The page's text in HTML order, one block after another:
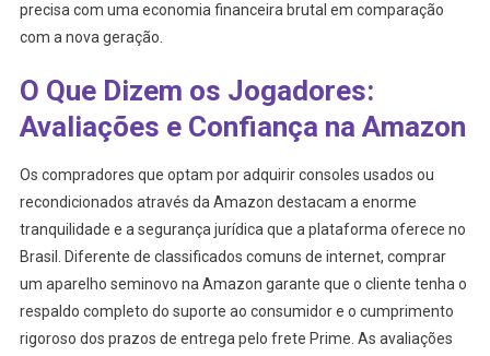
precisa com uma economia financeira brutal em comparação
com a nova geração.
O Que Dizem os Jogadores:
Avaliações e Confiança na Amazon
Os compradores que optam por adquirir consoles usados ou
recondicionados através da Amazon destacam a enorme
tranquilidade e a segurança jurídica que a plataforma oferece no
Brasil. Diferente de classificados comuns de internet, comprar
um aparelho seminovo na Amazon garante que o cliente tenha o
respaldo completo do suporte ao consumidor e o cumprimento
rigoroso dos prazos de entrega pelo frete Prime. As avaliações